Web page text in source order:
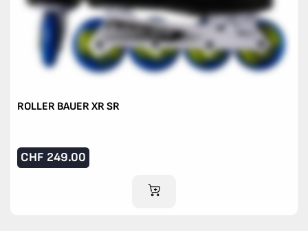
ROLLER BAUER XR SR
CHF 249.00
AJOUTER AU PANIER